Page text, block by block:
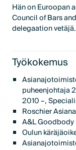
Hän on Euroopan
Council of Bars
delegaation vetäjä.
Työkokemus
puheenjohtaja
2010 –,
Roschier
A&L
Oulun